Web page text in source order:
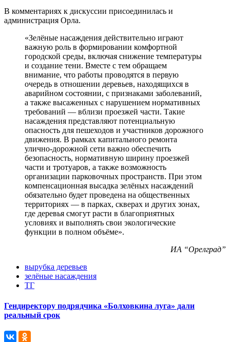
В комментариях к дискуссии присоединилась и
администрация Орла.
«Зелёные насаждения действительно играют
важную роль в формировании комфортной
городской среды, включая снижение температуры
и создание тени. Вместе с тем обращаем
внимание, что работы проводятся в первую
очередь в отношении деревьев, находящихся в
аварийном состоянии, с признаками заболеваний,
а также высаженных с нарушением нормативных
требований — вблизи проезжей части. Такие
насаждения представляют потенциальную
опасность для пешеходов и участников дорожного
движения. В рамках капитального ремонта
улично-дорожной сети важно обеспечить
безопасность, нормативную ширину проезжей
части и тротуаров, а также возможность
организации парковочных пространств. При этом
компенсационная высадка зелёных насаждений
обязательно будет проведена на общественных
территориях — в парках, скверах и других зонах,
где деревья смогут расти в благоприятных
условиях и выполнять свои экологические
функции в полном объёме».
ИА “Орелград”
вырубка деревьев
зелёные насаждения
ТГ
Гендиректору подрядчика «Болховкина луга» дали
реальный срок